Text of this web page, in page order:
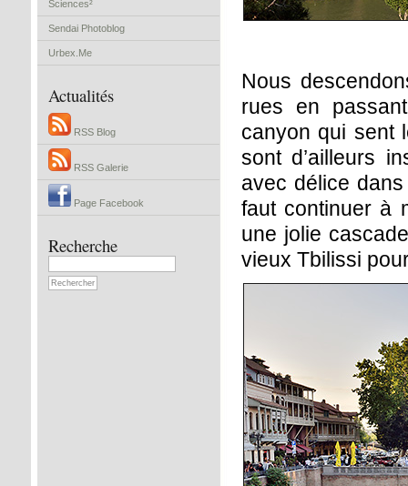
Sciences²
Sendai Photoblog
Urbex.Me
Actualités
RSS Blog
RSS Galerie
Page Facebook
Recherche
Nous
rues en
canyon qui sent
sont d’ailleurs
avec délice
faut continuer à
une jolie
vieux Tbilissi